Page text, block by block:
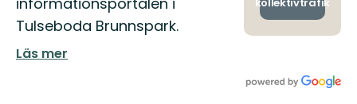
Tulseboda Brunnspark.
Läs mer